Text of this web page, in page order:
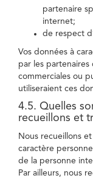
partenaire
internet;
de respect
Vos données à
par les
commerciales ou
utiliseraient ces
4.5. Quelles
recueillons et
Nous recueillons
caractère
de la personne
Par ailleurs, nous